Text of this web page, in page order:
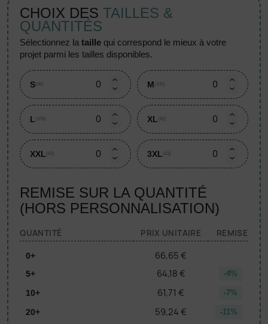
CHOIX DES TAILLES &
QUANTITÉS
sélectionnez lataille qui correspond le mieux à votre
projet parmi les tailles disponibles.
S (66) M (105)
L (109) XL (92)
XXL (62) 3XL (43)
REMISE SUR LA QUANTITÉ
(HORS PERSONNALISATION)
QUANTITÉ PRIX UNITAIRE REMISE
0+ 66,65 €
5+ 64,18 € -4%
10+ 61,71 € -7%
20+ 59,24 € -11%